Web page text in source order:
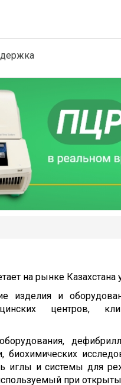
на рынке Казахстана
изделия и
центров,
иглы и системы для
при